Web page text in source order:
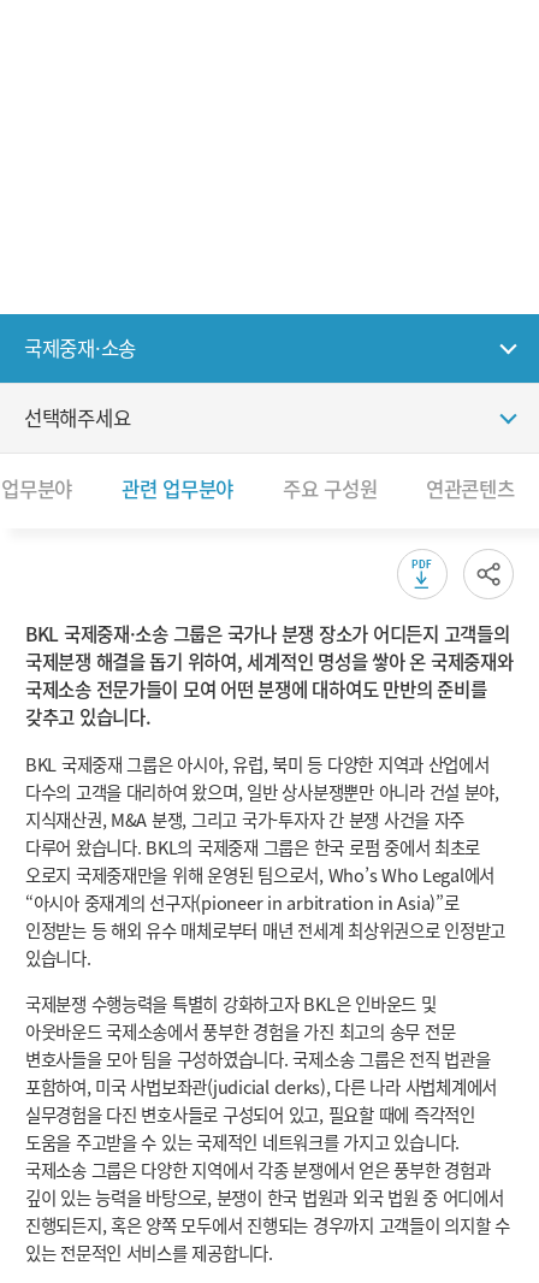
국제중재·소송
선택해주세요
무분야 관련 업무분야 주요 구성원 연관콘텐츠
BKL 국제중재·소송 그룹은 국가나 분쟁 장소가 어디든지 고객들의
국제분쟁 해결을 돕기 위하여, 세계적인 명성을 쌓아 온 국제중재와
국제소송 전문가들이 모여 어떤 분쟁에 대하여도 만반의 준비를
갖추고 있습니다.
BKL 국제중재 그룹은 아시아, 유럽, 북미 등 다양한 지역과 산업에서
다수의 고객을 대리하여 왔으며, 일반 상사분쟁뿐만 아니라 건설 분야,
지식재산권, M&A 분쟁, 그리고 국가-투자자 간 분쟁 사건을 자주
다루어 왔습니다. BKL의 국제중재 그룹은 한국 로펌 중에서 최초로
오로지 국제중재만을 위해 운영된 팀으로서, Who’s Who Legal에서
“아시아 중재계의 선구자(pioneer in arbitration in Asia)”로
인정받는 등 해외 유수 매체로부터 매년 전세계 최상위권으로 인정받고
있습니다.
국제분쟁 수행능력을 특별히 강화하고자 BKL은 인바운드 및
아웃바운드 국제소송에서 풍부한 경험을 가진 최고의 송무 전문
변호사들을 모아 팀을 구성하였습니다. 국제소송 그룹은 전직 법관을
포함하여, 미국 사법보좌관(judicial clerks), 다른 나라 사법체계에서
실무경험을 다진 변호사들로 구성되어 있고, 필요할 때에 즉각적인
도움을 주고받을 수 있는 국제적인 네트워크를 가지고 있습니다.
국제소송 그룹은 다양한 지역에서 각종 분쟁에서 얻은 풍부한 경험과
깊이 있는 능력을 바탕으로, 분쟁이 한국 법원과 외국 법원 중 어디에서
진행되든지, 혹은 양쪽 모두에서 진행되는 경우까지 고객들이 의지할 수
있는 전문적인 서비스를 제공합니다.